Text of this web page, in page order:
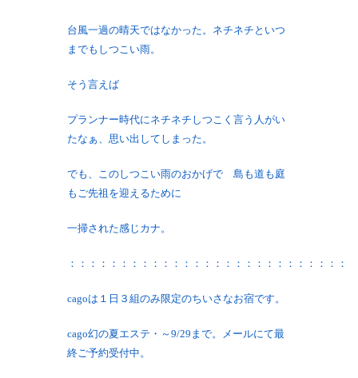
台風一過の晴天ではなかった。ネチネチといつ
までもしつこい雨。
そう言えば
プランナー時代にネチネチしつこく言う人がい
たなぁ、思い出してしまった。
でも、このしつこい雨のおかげで 島も道も庭
もご先祖を迎えるために
一掃された感じカナ。
：：：：：：：：：：：：：：：：：：：：：：：：：：：
cagoは１日３組のみ限定のちいさなお宿です。
cago幻の夏エステ・～9/29まで。メールにて最
終ご予約受付中。